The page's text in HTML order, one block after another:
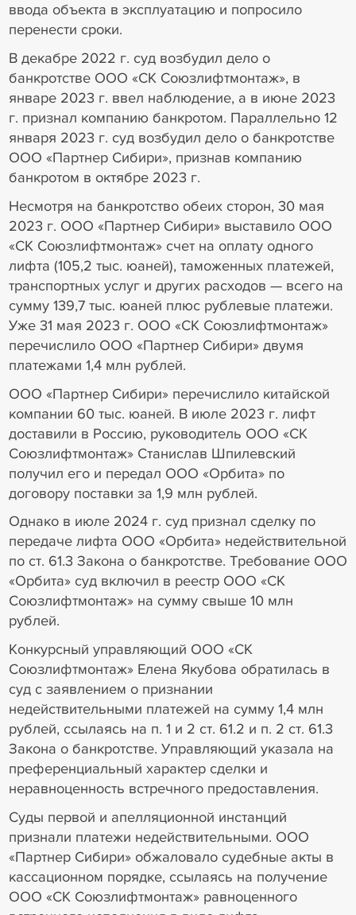
ввода объекта в эксплуатацию и попросило
перенести сроки.
В декабре 2022 г. суд возбудил дело о
банкротстве ООО «СК Союзлифтмонтаж», в
январе 2023 г. ввел наблюдение, а в июне 2023
г. признал компанию банкротом. Параллельно 12
января 2023 г. суд возбудил дело о банкротстве
ООО «Партнер Сибири», признав компанию
банкротом в октябре 2023 г.
Несмотря на банкротство обеих сторон, 30 мая
2023 г. ООО «Партнер Сибири» выставило ООО
«СК Союзлифтмонтаж» счет на оплату одного
лифта (105,2 тыс. юаней), таможенных платежей,
транспортных услуг и других расходов — всего на
сумму 139,7 тыс. юаней плюс рублевые платежи.
Уже 31 мая 2023 г. ООО «СК Союзлифтмонтаж»
перечислило ООО «Партнер Сибири» двумя
платежами 1,4 млн рублей.
ООО «Партнер Сибири» перечислило китайской
компании 60 тыс. юаней. В июле 2023 г. лифт
доставили в Россию, руководитель ООО «СК
Союзлифтмонтаж» Станислав Шпилевский
получил его и передал ООО «Орбита» по
договору поставки за 1,9 млн рублей.
Однако в июле 2024 г. суд признал сделку по
передаче лифта ООО «Орбита» недействительной
по ст. 61.3 Закона о банкротстве. Требование ООО
«Орбита» суд включил в реестр ООО «СК
Союзлифтмонтаж» на сумму свыше 10 млн
рублей.
Конкурсный управляющий ООО «СК
Союзлифтмонтаж» Елена Якубова обратилась в
суд с заявлением о признании
недействительными платежей на сумму 1,4 млн
рублей, ссылаясь на п. 1 и 2 ст. 61.2 и п. 2 ст. 61.3
Закона о банкротстве. Управляющий указала на
преференциальный характер сделки и
неравноценность встречного предоставления.
Суды первой и апелляционной инстанций
признали платежи недействительными. ООО
«Партнер Сибири» обжаловало судебные акты в
кассационном порядке, ссылаясь на получение
ООО «СК Союзлифтмонтаж» равноценного